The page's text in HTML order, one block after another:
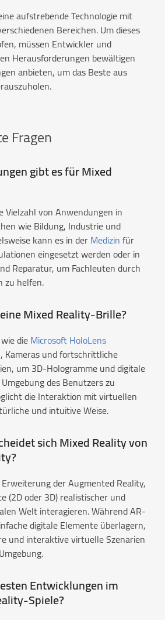
aufstrebende Technologie mit
Bereichen. Um dieses
müssen Entwickler und
Herausforderungen bewältigen
anbieten, um das Beste aus
Fragen
gibt es für Mixed
Vielzahl von Anwendungen in
wie Bildung, Industrie und
kann es in derMedizinfür
eingesetzt werden oder in
Reparatur, um Fachleuten durch
zu helfen.
Mixed Reality-Brille?
dieMicrosoft HoloLens
Kameras und fortschrittliche
um 3D-Hologramme und digitale
des Benutzers zu
die Interaktion mit virtuellen
und intuitive Weise.
sich Mixed Reality von
der Augmented Reality,
(2D oder 3D) realistischer und
Welt interagieren. Während AR-
digitale Elemente überlagern,
und interaktive virtuelle Szenarien
Entwicklungen im
Spiele?